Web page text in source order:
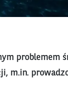
problemem
m.in.